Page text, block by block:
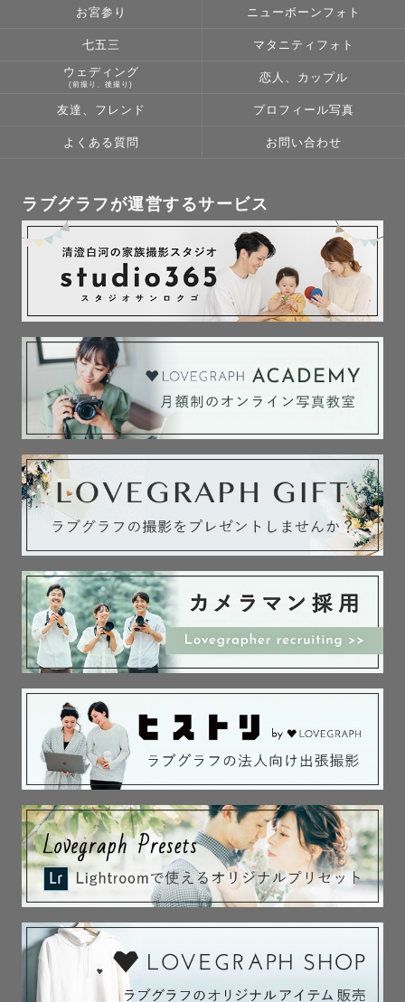
お宮参り ニューボーンフォト
七五三 マタニティフォト
ウェディング
(前撮り、後撮り)
恋人、カップル
友達、フレンド プロフィール写真
よくある質問 お問い合わせ
ラブグラフが運営するサービス